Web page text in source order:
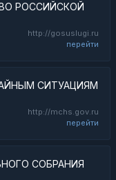
РОССИЙСКОЙ
http://gosuslugi.ru
перейти
СИТУАЦИЯМ
http://mchs.gov.ru
перейти
СОБРАНИЯ